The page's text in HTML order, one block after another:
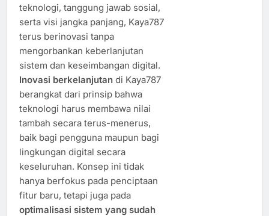
teknologi, tanggung jawab sosial,
serta visi jangka panjang, Kaya787
terus berinovasi tanpa
mengorbankan keberlanjutan
sistem dan keseimbangan digital.
Inovasi berkelanjutan di Kaya787
berangkat dari prinsip bahwa
teknologi harus membawa nilai
tambah secara terus-menerus,
baik bagi pengguna maupun bagi
lingkungan digital secara
keseluruhan. Konsep ini tidak
hanya berfokus pada penciptaan
fitur baru, tetapi juga pada
optimalisasi sistem yang sudah